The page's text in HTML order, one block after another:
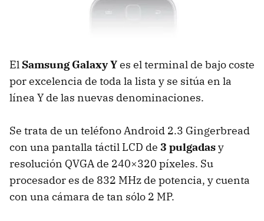
El Samsung Galaxy Yes el terminal de bajo coste
por excelencia de toda la lista y se sitúa en la
línea Y de las nuevas denominaciones.
Se trata de un teléfono Android 2.3 Gingerbread
con una pantalla táctil LCD de 3 pulgadasy
resolución QVGA de 240×320 píxeles. Su
procesador es de 832 MHz de potencia, y cuenta
con una cámara de tan sólo 2 MP.